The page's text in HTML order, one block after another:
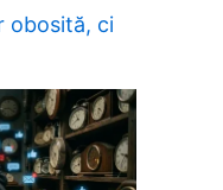
obosită, ci